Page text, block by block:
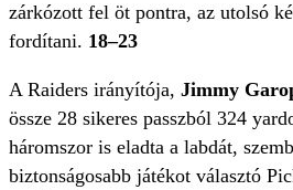
zárkózott fel öt pontra, az utolsó
fordítani. 18–23
A Raiders irányítója, Jimmy
össze 28 sikeres passzból 324
háromszor is eladta a labdát,
biztonságosabb játékot választó